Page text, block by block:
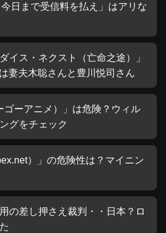
今日まで受信料を払え」はアリな
イス・ネクスト（亡命之途）」
妻夫木聡さんと豊川悦司さん
ゴーアニメ）」は危険？ウィル
グをチェック
）」の危険性は？マイニン
の差し押さえ裁判・・日本？ロ